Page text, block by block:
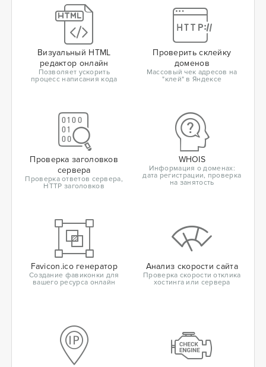
Визуальный HTML
редактор онлайн
Позволяет ускорить
процесс написания кода
Проверить склейку
доменов
Массовый чек адресов на
"клей" в Яндексе
Проверка заголовков
сервера
Проверка ответов сервера,
HTTP заголовков
WHOIS
Информация о доменах:
дата регистрации, проверка
на занятость
Favicon.ico генератор
Создание фавиконки для
вашего ресурса онлайн
Анализ скорости сайта
Проверка скорости отклика
хостинга или сервера